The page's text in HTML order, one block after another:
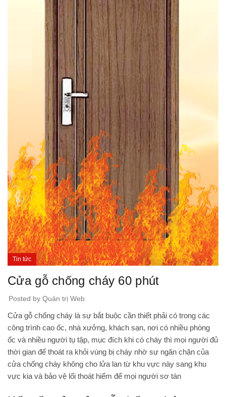
Tin tức
Cửa gỗ chống cháy 60 phút
Posted by Quản trị Web
Cửa gỗ chống cháy là sự bắt buộc cần thiết phải có trong các
công trình cao ốc, nhà xưởng, khách sạn, nơi có nhiều phòng
ốc và nhiều người tụ tập, mục đích khi có cháy thì mọi người đủ
thời gian để thoát ra khỏi vùng bị cháy nhờ sự ngăn chặn của
cửa chống cháy không cho lửa lan từ khu vực này sang khu
vực kia và bảo vệ lối thoát hiểm để mọi người sơ tán